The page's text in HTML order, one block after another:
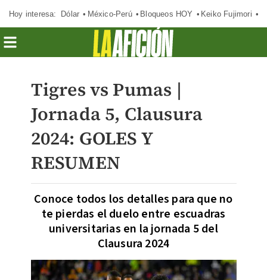
Hoy interesa: Dólar México-Perú Bloqueos HOY Keiko Fujimori
Tigres vs Pumas |
Jornada 5, Clausura
2024: GOLES Y
RESUMEN
Conoce todos los detalles para que no
te pierdas el duelo entre escuadras
universitarias en la jornada 5 del
Clausura 2024